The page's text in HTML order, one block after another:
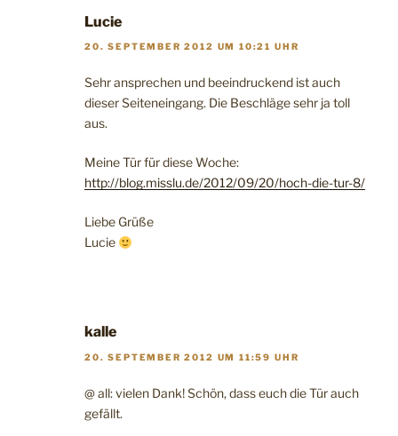
Lucie
20. SEPTEMBER 2012 UM 10:21 UHR
Sehr ansprechen und beeindruckend ist auch
dieser Seiteneingang. Die Beschläge sehr ja toll
aus.
Meine Tür für diese Woche:
http://blog.misslu.de/2012/09/20/hoch-die-tur-8/
Liebe Grüße
Lucie
kalle
20. SEPTEMBER 2012 UM 11:59 UHR
@ all: vielen Dank! Schön, dass euch die Tür auch
gefällt.